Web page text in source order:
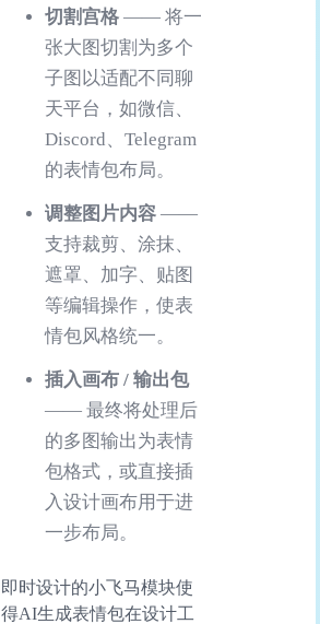
切割宫格 —— 将一
张大图切割为多个
子图以适配不同聊
天平台，如微信、
Discord、Telegram
的表情包布局。
调整图片内容 ——
支持裁剪、涂抹、
遮罩、加字、贴图
等编辑操作，使表
情包风格统一。
插入画布 / 输出包
—— 最终将处理后
的多图输出为表情
包格式，或直接插
入设计画布用于进
一步布局。
即时设计的小飞马模块使
得AI生成表情包在设计工